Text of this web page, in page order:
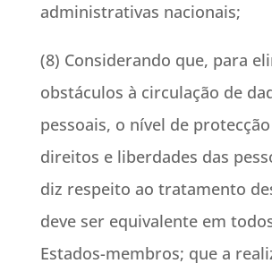
administrativas nacionais;
(8) Considerando que, para
obstáculos à circulação de
pessoais, o nível de
direitos e liberdades das
diz respeito ao tratamento
deve ser equivalente em
Estados-membros; que a